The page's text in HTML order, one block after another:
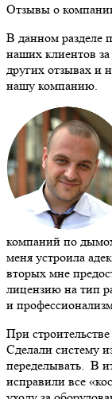
Отзывы о
В данном разделе
наших клиентов
других отзывах и
нашу компанию.
компаний по
меня устроила
вторых мне
лицензию на тип
и
При
Сделали систему
переделывать. В
исправили все